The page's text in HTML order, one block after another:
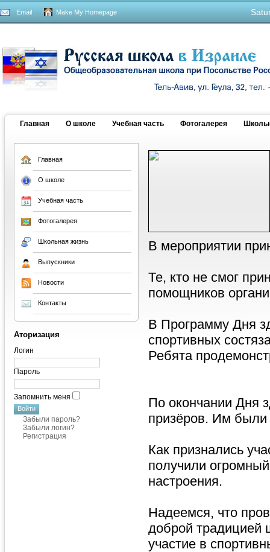
Email Make My Homepage
Главная О школе Учебная часть Фотогалерея
Главная
О школе
Учебная часть
Фотогалерея
Школьная жизнь
Выпускники
Новости
Контакты
Аторизация
Логин
Пароль
Запомнить меня
Забыли пароль?
Забыли логин?
Регистрация
В мероприятии
Те, кто не смог
помощников
В Программу Дня
спортивных
Ребята
По окончании Дня
призёров. Им были
Как признались
получили
настроения.
Надеемся, что
доброй традицией
участие в